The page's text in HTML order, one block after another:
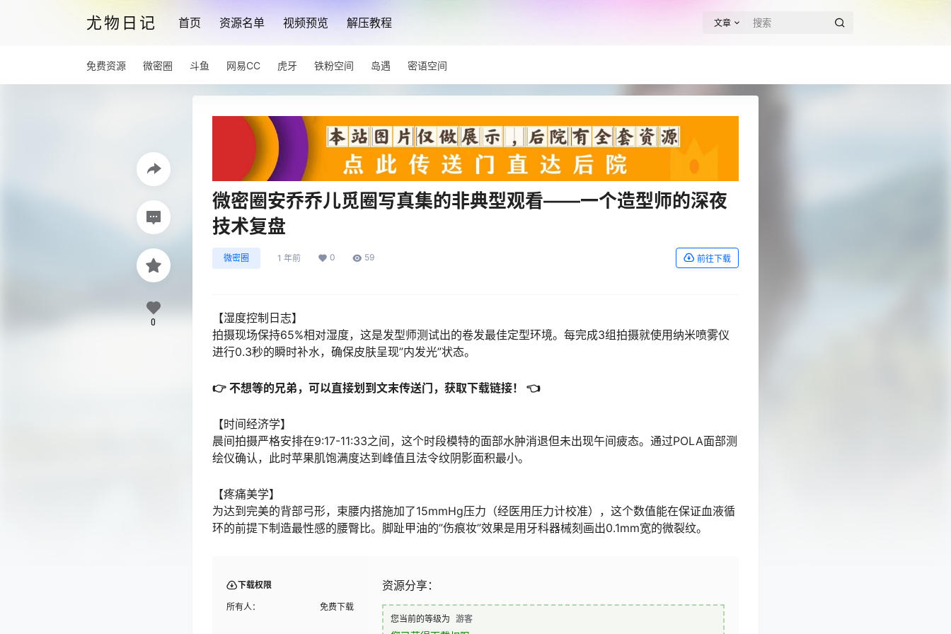
尤物日记 首页 资源名单 视频预览 解压教程 文章
免费资源 微密圈 斗鱼 网易CC 虎牙 铁粉空间 岛遇 密语空间
微密圈安乔乔儿觅圈写真集的非典型观看——一个造型师的深夜
技术复盘
微密圈 1 年前 0 59 前往下载
【湿度控制日志】
拍摄现场保持65%相对湿度，这是发型师测试出的卷发最佳定型环境。每完成3组拍摄就使用纳米喷雾仪
进行0.3秒的瞬时补水，确保皮肤呈现”内发光”状态。
👉 不想等的兄弟，可以直接划到文末传送门，获取下载链接！ 👈
【时间经济学】
晨间拍摄严格安排在9:17-11:33之间，这个时段模特的面部水肿消退但未出现午间疲态。通过POLA面部测
绘仪确认，此时苹果肌饱满度达到峰值且法令纹阴影面积最小。
【疼痛美学】
为达到完美的背部弓形，束腰内搭施加了15mmHg压力（经医用压力计校准），这个数值能在保证血液循
环的前提下制造最性感的腰臀比。脚趾甲油的”伤痕妆”效果是用牙科器械刻画出0.1mm宽的微裂纹。
下载权限
所有人： 免费下载
资源分享：
您当前的等级为 游客
0